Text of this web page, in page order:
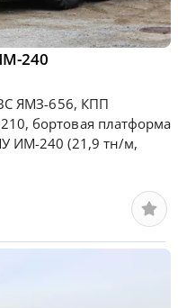
240
ЯМЗ-656, КПП
бортовая платформа
ИМ-240 (21,9 тн/м,